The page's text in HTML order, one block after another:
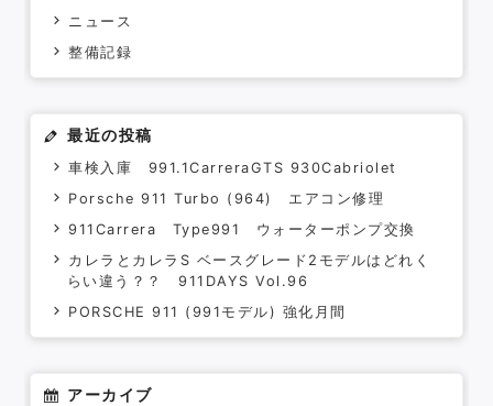
ニュース
整備記録
最近の投稿
車検入庫 991.1CarreraGTS 930Cabriolet
Porsche 911 Turbo (964) エアコン修理
911Carrera Type991 ウォーターポンプ交換
カレラとカレラS ベースグレード2モデルはどれく
らい違う？？ 911DAYS Vol.96
PORSCHE 911 (991モデル) 強化月間
アーカイブ